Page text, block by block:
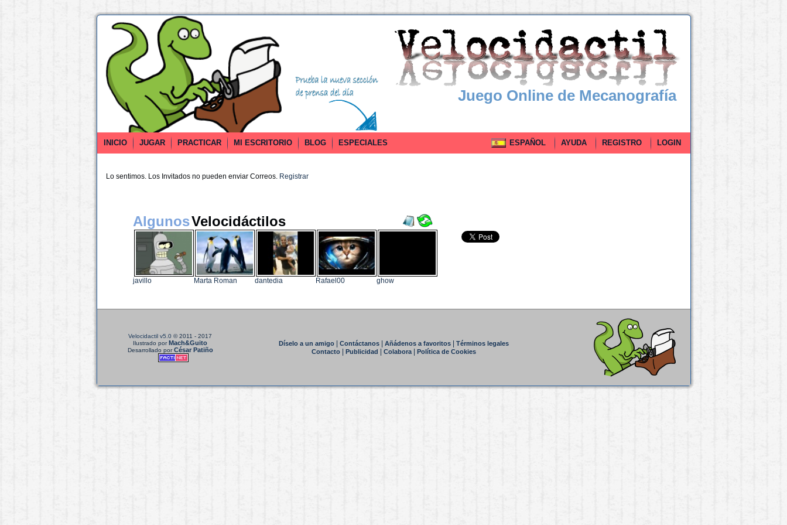
Juego Online de Mecanografía
INICIO JUGAR PRACTICAR MI ESCRITORIO BLOG ESPECIALES ESPAÑOL AYUDA REGISTRO LOGIN
Lo sentimos. Los Invitados no pueden enviar Correos. Registrar
AlgunosVelocidáctilos
javillo Marta Roman dantedia Rafael00 ghow
Velocidactil v5.0 © 2011 - 2017
Ilustrado porMach&Guito
Desarrollado porCésar Patiño
Díselo a un amigo| Contáctanos| Añádenos a favoritos|
Términos legales
Contacto| Publicidad Colabora| Política de Cookies